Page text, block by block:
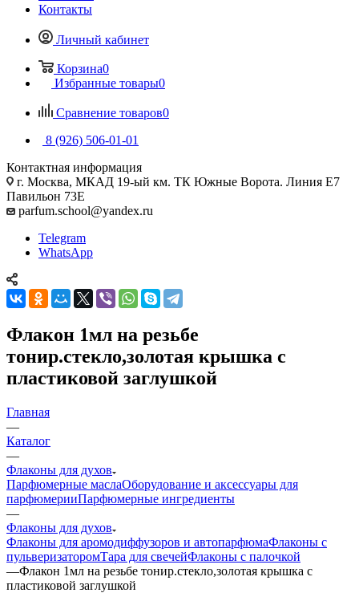
Контакты
Личный кабинет
Корзина0
Избранные товары0
Сравнение товаров0
8 (926) 506-01-01
Контактная информация
г. Москва, МКАД 19-ый км. ТК Южные Ворота. Линия Е7
Павильон 73Е
parfum.school@yandex.ru
Telegram
WhatsApp
Флакон 1мл на резьбе
тонир.стекло,золотая крышка с
пластиковой заглушкой
Главная
—
Каталог
—
Флаконы для духов
Парфюмерные маслаОборудование и аксессуары для
парфюмерииПарфюмерные ингредиенты
—
Флаконы для духов
Флаконы для аромодиффузоров и автопарфюмаФлаконы с
пульверизаторомТара для свечейФлаконы с палочкой
—Флакон 1мл на резьбе тонир.стекло,золотая крышка с
пластиковой заглушкой